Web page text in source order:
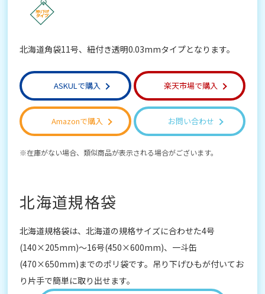
北海道角袋11号、紐付き透明0.03mmタイプとなります。
ASKULで購入 楽天市場で購入
Amazonで購入 お問い合わせ
在庫がない場合、類似商品が表示される場合がございます。
北海道規格袋
北海道規格袋は、北海道の規格サイズに合わせた4号
(140×205mm)～16号(450×600mm)、一斗缶
(470×650mm)までのポリ袋です。吊り下げひもが付いてお
り片手で簡単に取り出せます。